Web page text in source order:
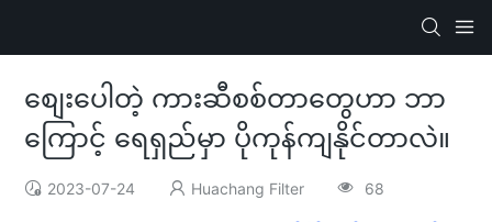
စျေးပေါတဲ့ ကားဆီစစ်တာတွေဟာ ဘာ
ကြောင့် ရေရှည်မှာ ပိုကုန်ကျနိုင်တာလဲ။
2023-07-24 Huachang Filter 68